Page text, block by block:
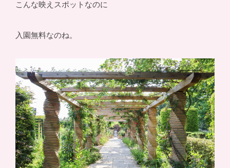
こんな映えスポットなのに
入園無料なのね。